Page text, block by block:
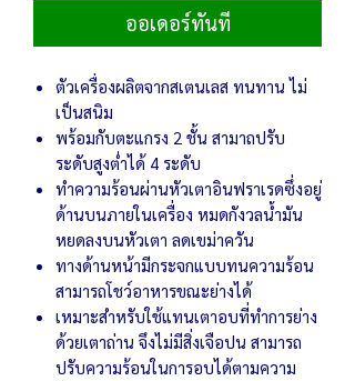
ออเดอร์ทันที
ตัวเครื่องผลิตจากสเตนเลส ทนทาน ไม่
เป็นสนิม
พร้อมกับตะแกรง 2 ชั้น สามาถปรับ
ระดับสูงต่ำได้ 4 ระดับ
ทำความร้อนผ่านหัวเตาอินฟราเรดซึ่งอยู่
ด้านบนภายในเครื่อง หมดกังวลน้ำมัน
หยดลงบนหัวเตา ลดเขม่าควัน
ทางด้านหน้ามีกระจกแบบทนความร้อน
สามารถโชว์อาหารขณะย่างได้
เหมาะสำหรับใช้แทนเตาอบที่ทำการย่าง
ด้วยเตาถ่าน จึงไม่มีสิ่งเจือปน สามารถ
ปรับความร้อนในการอบได้ตามความ